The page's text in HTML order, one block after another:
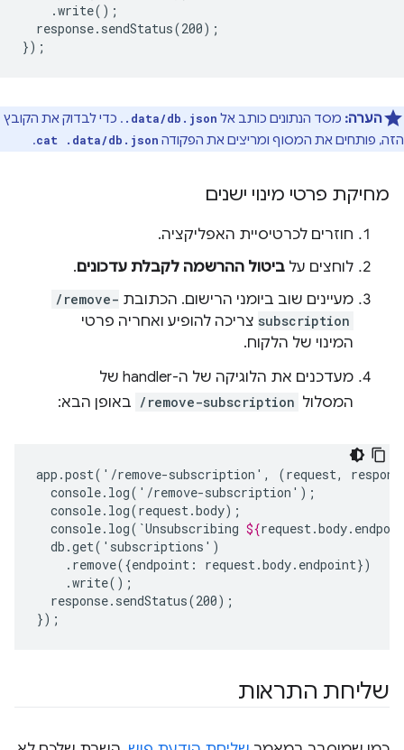
response.sendStatus(200);
הערה: מסד הנתונים כותב אל .data/db.json . כדי לבדוק את הקובץ
הזה, פותחים את המסוף ומריצים את הפקודה cat .data/db.json
.
מחיקת פרטי מינוי ישנים
חוזרים לכרטיסיית האפליקציה.
לוחצים על ביטול ההרשמה לקבלת עדכונים.
מעיינים שוב ביומני הרישום. הכתובת /remove-
subscription צריכה להופיע ואחריה פרטי
המינוי של הלקוח.
מעדכנים את הלוגיקה של ה-handler של
המסלול /remove-subscription באופן הבא:
app.post('/remove-subscription', (request,
console.log(`Unsubscribing ${request.body.
.remove({endpoint:
response.sendStatus(200);
שליחת התראות